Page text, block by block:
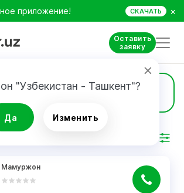
приложение! СКАЧАТЬ ×
Оставить
заявку
"Узбекистан - Ташкент"?
Да Изменить
и ТО1
Мамуржон